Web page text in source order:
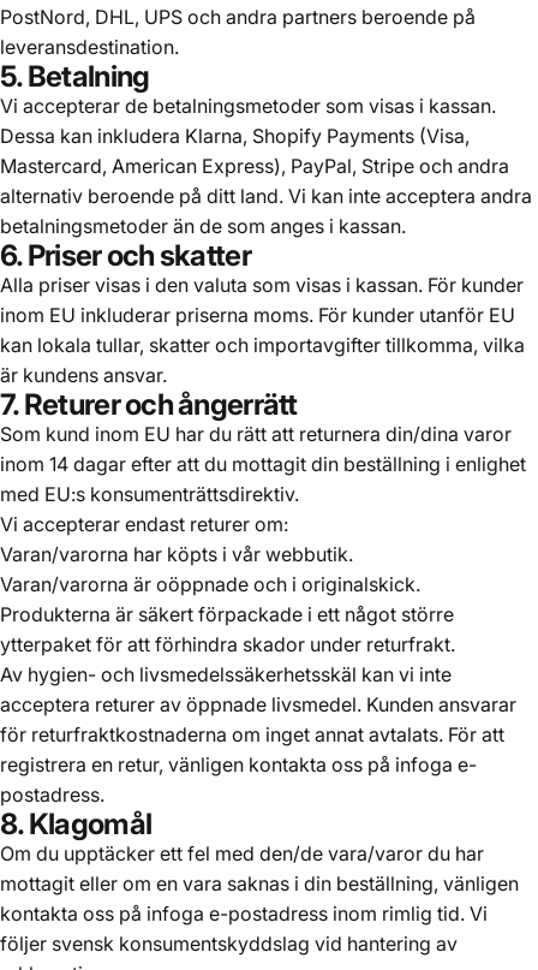
PostNord, DHL, UPS och andra partners beroende på
leveransdestination.
5. Betalning
Vi accepterar de betalningsmetoder som visas i kassan.
Dessa kan inkludera Klarna, Shopify Payments (Visa,
Mastercard, American Express), PayPal, Stripe och andra
alternativ beroende på ditt land. Vi kan inte acceptera andra
betalningsmetoder än de som anges i kassan.
6. Priser och skatter
Alla priser visas i den valuta som visas i kassan. För kunder
inom EU inkluderar priserna moms. För kunder utanför EU
kan lokala tullar, skatter och importavgifter tillkomma, vilka
är kundens ansvar.
7. Returer och ångerrätt
Som kund inom EU har du rätt att returnera din/dina varor
inom 14 dagar efter att du mottagit din beställning i enlighet
med EU:s konsumenträttsdirektiv.
Vi accepterar endast returer om:
Varan/varorna har köpts i vår webbutik.
Varan/varorna är oöppnade och i originalskick.
Produkterna är säkert förpackade i ett något större
ytterpaket för att förhindra skador under returfrakt.
Av hygien- och livsmedelssäkerhetsskäl kan vi inte
acceptera returer av öppnade livsmedel. Kunden ansvarar
för returfraktkostnaderna om inget annat avtalats. För att
registrera en retur, vänligen kontakta oss på infoga e-
postadress.
8. Klagomål
Om du upptäcker ett fel med den/de vara/varor du har
mottagit eller om en vara saknas i din beställning, vänligen
kontakta oss på infoga e-postadress inom rimlig tid. Vi
följer svensk konsumentskyddslag vid hantering av